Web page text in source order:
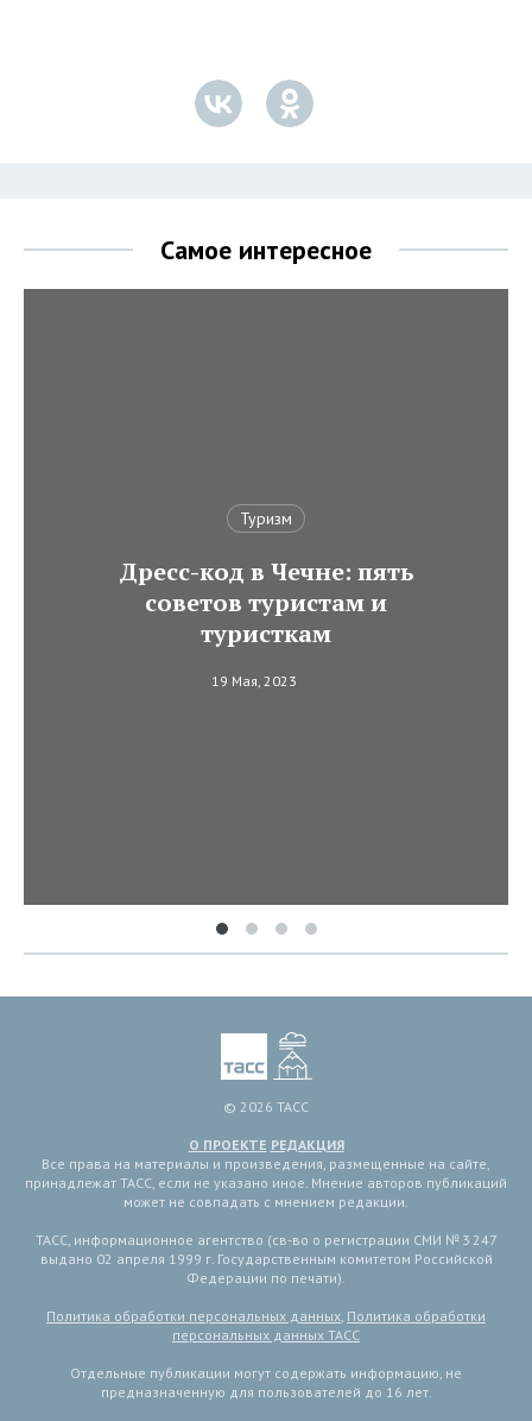
Самое интересное
Туризм
Дресс-код в Чечне: пять
советов туристам и
туристкам
19 Мая, 2023
© 2026 ТАСС
О ПРОЕКТЕ РЕДАКЦИЯ
Все права на материалы и произведения, размещенные на сайте,
принадлежат ТАСС, если не указано иное. Мнение авторов публикаций
может не совпадать с мнением редакции.
ТАСС, информационное агентство (св-во о регистрации СМИ № 3 247
выдано 02 апреля 1999 г. Государственным комитетом Российской
Федерации по печати).
Политика обработки персональных данных, Политика обработки
персональных данных ТАСС
Отдельные публикации могут содержать информацию, не
предназначенную для пользователей до 16 лет.